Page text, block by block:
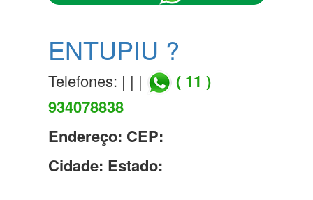
ENTUPIU ?
Telefones: | | |
( 11 )
934078838
Endereço: CEP:
Cidade: Estado: